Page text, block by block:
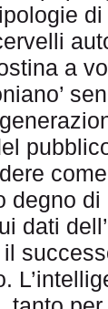
di
a
degno
dati